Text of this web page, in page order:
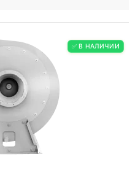
✅ В НАЛИЧИИ